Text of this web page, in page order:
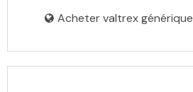
Acheter valtrex